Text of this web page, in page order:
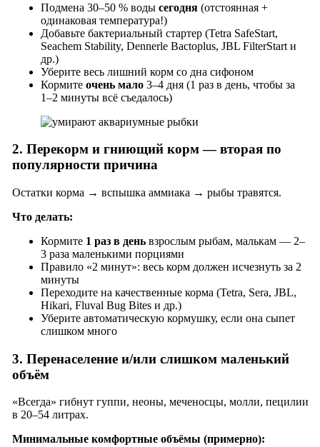
Подмена 30–50 % воды сегодня (отстоянная +
одинаковая температура!)
Добавьте бактериальный стартер (Tetra SafeStart,
Seachem Stability, Dennerle Bactoplus, JBL FilterStart и
др.)
Уберите весь лишний корм со дна сифоном
Кормите очень мало 3–4 дня (1 раз в день, чтобы за
1–2 минуты всё съедалось)
2. Перекорм и гниющий корм — вторая по
популярности причина
Остатки корма → вспышка аммиака → рыбы травятся.
Что делать:
Кормите 1 раз в день взрослым рыбам, малькам — 2–
3 раза маленькими порциями
Правило «2 минут»: весь корм должен исчезнуть за 2
минуты
Переходите на качественные корма (Tetra, Sera, JBL,
Hikari, Fluval Bug Bites и др.)
Уберите автоматическую кормушку, если она сыпет
слишком много
3. Перенаселение и/или слишком маленький
объём
«Всегда» гибнут гуппи, неоны, меченосцы, молли, пецилии
в 20–54 литрах.
Минимальные комфортные объёмы (примерно):